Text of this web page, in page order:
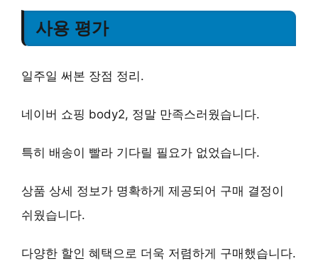
사용 평가
일주일 써본 장점 정리.
네이버 쇼핑 body2, 정말 만족스러웠습니다.
특히 배송이 빨라 기다릴 필요가 없었습니다.
상품 상세 정보가 명확하게 제공되어 구매 결정이
쉬웠습니다.
다양한 할인 혜택 으로 더욱 저렴하게 구매했습니다.